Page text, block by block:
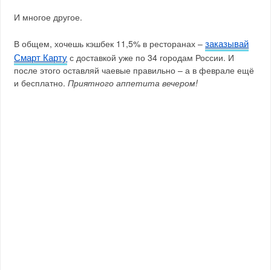
И многое другое.
В общем, хочешь кэшбек 11,5% в ресторанах –заказывай
Смарт Карту с доставкой уже по 34 городам России. И
после этого оставляй чаевые правильно – а в феврале ещё
и бесплатно. Приятного аппетита вечером!